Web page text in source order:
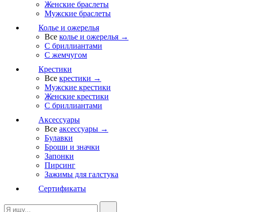
Женские браслеты
Мужские браслеты
Колье и ожерелья
Все колье и ожерелья →
С бриллиантами
С жемчугом
Крестики
Все крестики →
Мужские крестики
Женские крестики
С бриллиантами
Аксессуары
Все аксессуары →
Булавки
Броши и значки
Запонки
Пирсинг
Зажимы для галстука
Сертификаты